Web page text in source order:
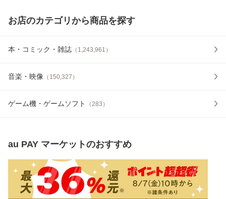
お店のカテゴリから商品を探す
本・コミック・雑誌 （ 1,243,961 ）
音楽・映像 （ 150,327 ）
ゲーム機・ゲームソフト （283 ）
au PAY マーケットのおすすめ